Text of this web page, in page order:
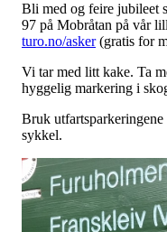
Bli med og feire jubileet
97 på Mobråtan på vår
turo.no/asker(gratis for
Vi tar med litt kake. Ta
hyggelig markering i
Bruk
sykkel.